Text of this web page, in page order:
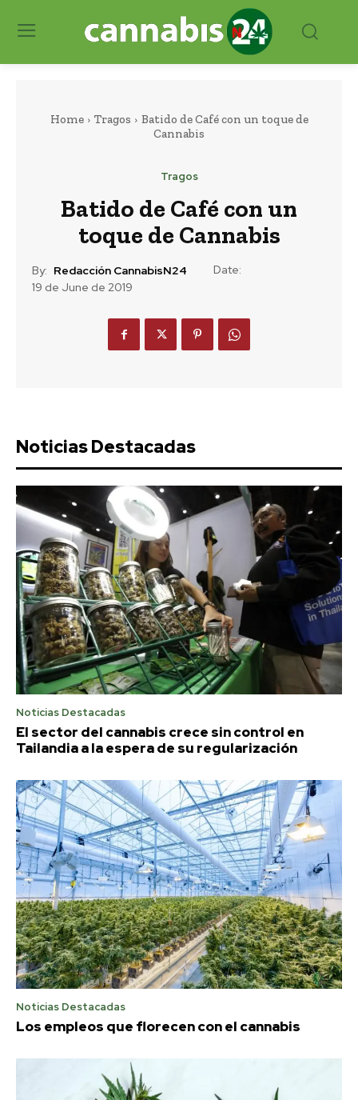
Home Tragos
Batido de Café con un toque de
Cannabis
Tragos
Batido de Café con un
toque de Cannabis
By: Redacción CannabisN24
Date:
19 de June de 2019
Noticias Destacadas
Noticias Destacadas
El sector del cannabis crece sin control en
Tailandia a la espera de su regularización
Noticias Destacadas
Los empleos que florecen con el cannabis